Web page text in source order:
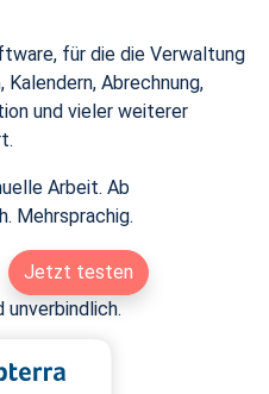
für die die Verwaltung
Abrechnung,
und vieler weiterer
Arbeit. Ab
Mehrsprachig.
Jetzt testen
unverbindlich.